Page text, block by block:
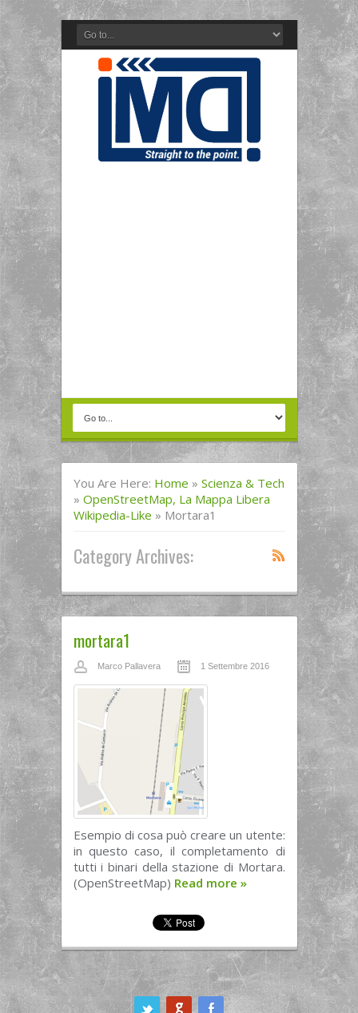
You Are Here: Home » Scienza & Tech
» OpenStreetMap, La Mappa Libera
Wikipedia-Like » Mortara1
Category Archives:
mortara1
Marco Pallavera 1 Settembre 2016
Esempio di cosa può creare un utente:
in questo caso, il completamento di
tutti i binari della stazione di Mortara.
(OpenStreetMap) Read more »